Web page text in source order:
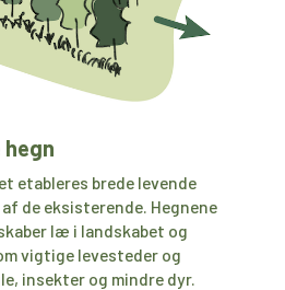
hegn
etableres brede levende
de eksisterende. Hegnene
læ i landskabet og
vigtige levesteder og
insekter og mindre dyr.